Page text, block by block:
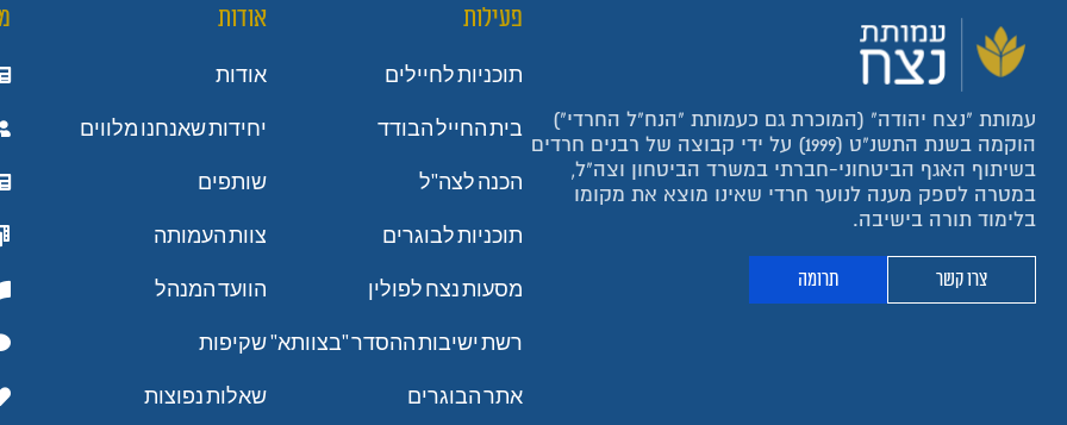
עמותת "נצח יהודה" (המוכרת גם כעמותת "הנח"ל החרדי")
הוקמה בשנת התשנ"ט (1999) על ידי קבוצה של רבנים חרדים
בשיתוף האגף הביטחוני-חברתי במשרד הביטחון וצה"ל,
במטרה לספק מענה לנוער חרדי שאינו מוצא את מקומו
בלימוד תורה בישיבה.
צרו קשר תרומה
פעילות
תוכניות לחיילים
בית החייל הבודד
הכנה לצה"ל
תוכניות לבוגרים
מסעות נצח לפולין
רשת ישיבות ההסדר "בצוותא"
אתר הבוגרים
אודות
אודות
יחידות שאנחנו מלווים
שותפים
צוות העמותה
הוועד המנהל
שקיפות
שאלות נפוצות